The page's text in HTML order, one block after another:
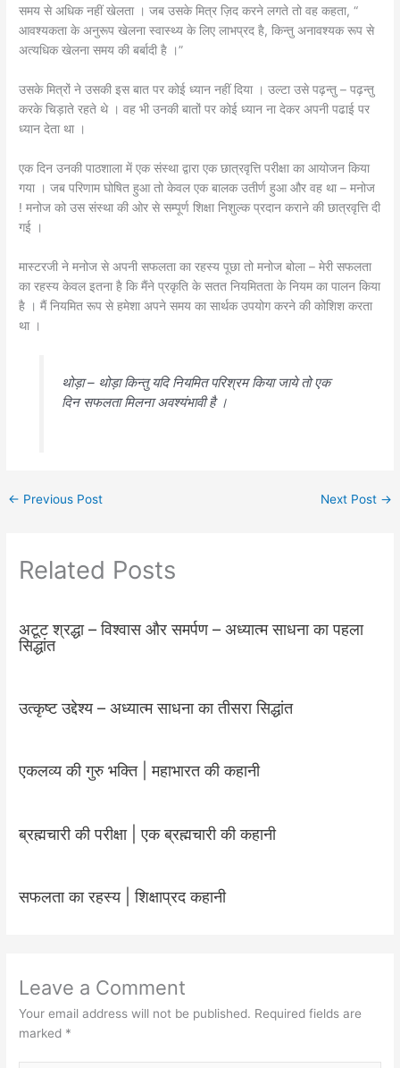
समय से अधिक नहीं खेलता । जब उसके मित्र ज़िद करने लगते तो वह कहता, “
आवश्यकता के अनुरूप खेलना स्वास्थ्य के लिए लाभप्रद है, किन्तु अनावश्यक रूप से
अत्यधिक खेलना समय की बर्बादी है ।”
उसके मित्रों ने उसकी इस बात पर कोई ध्यान नहीं दिया । उल्टा उसे पढ़न्तु – पढ़न्तु
करके चिड़ाते रहते थे । वह भी उनकी बातों पर कोई ध्यान ना देकर अपनी पढाई पर
ध्यान देता था ।
एक दिन उनकी पाठशाला में एक संस्था द्वारा एक छात्रवृत्ति परीक्षा का आयोजन किया
गया । जब परिणाम घोषित हुआ तो केवल एक बालक उतीर्ण हुआ और वह था – मनोज
! मनोज को उस संस्था की ओर से सम्पूर्ण शिक्षा निशुल्क प्रदान कराने की छात्रवृत्ति दी
गई ।
मास्टरजी ने मनोज से अपनी सफलता का रहस्य पूछा तो मनोज बोला – मेरी सफलता
का रहस्य केवल इतना है कि मैंने प्रकृति के सतत नियमितता के नियम का पालन किया
है । मैं नियमित रूप से हमेशा अपने समय का सार्थक उपयोग करने की कोशिश करता
था ।
थोड़ा – थोड़ा किन्तु यदि नियमित परिश्रम किया जाये तो एक
दिन सफलता मिलना अवश्यंभावी है ।
← Previous Post Next Post →
Related Posts
अटूट श्रद्धा – विश्वास और समर्पण – अध्यात्म साधना का पहला
सिद्धांत
उत्कृष्ट उद्देश्य – अध्यात्म साधना का तीसरा सिद्धांत
एकलव्य की गुरु भक्ति | महाभारत की कहानी
ब्रह्मचारी की परीक्षा | एक ब्रह्मचारी की कहानी
सफलता का रहस्य | शिक्षाप्रद कहानी
Leave a Comment
Your email address will not be published. Required fields are
marked *